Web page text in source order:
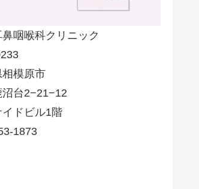
咽喉科クリニック
模原市
沼台2−21−12
ドビル1階
1873